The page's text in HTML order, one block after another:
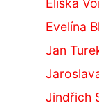
Eliška
Evelína
Jan
Jindřich